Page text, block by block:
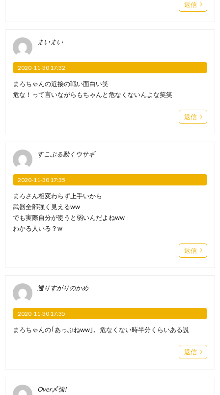
返信
まいまい
2020-11-30 17:32
まろちゃんの近接の戦い面白い笑
危な！って言いながらもちゃんと危なくないんよな笑笑
返信
すこぶる動くウサギ
2020-11-30 17:35
まろさん相変わらず上手いから
武器全部強く見えるww
でも実際自分が使うと弱いんだよねww
わかる人いる？w
返信
通りすがりのかめ
2020-11-30 17:35
まろちゃんの｢あっぶねww｣、危なくない時半分くらいある説
返信
Over〆強!